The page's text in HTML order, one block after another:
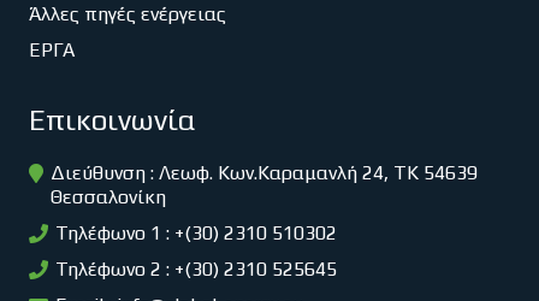
Άλλες πηγές ενέργειας
ΕΡΓΑ
Επικοινωνία
Διεύθυνση : Λεωφ. Κων.Καραμανλή 24, ΤΚ 54639
Θεσσαλονίκη
Τηλέφωνο 1 : +(30) 2310 510302
Τηλέφωνο 2 : +(30) 2310 525645